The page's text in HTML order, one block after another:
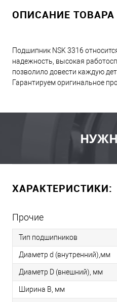
ОПИСАНИЕ ТОВАРА
Подшипник NSK 3316
надежность, высокая
позволило довести каждую
Гарантируем оригинальное
ХАРАКТЕРИСТИКИ:
Прочие
Тип подшипников
Диаметр d (внутренний),мм
Диаметр D (внешний), мм
Ширина B, мм